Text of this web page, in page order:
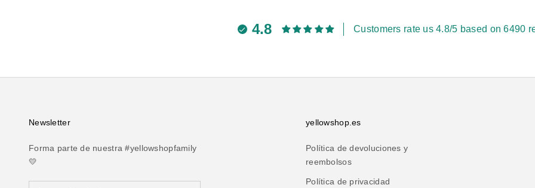
4.8 Customers rate us 4.8/5 based on 6490
Newsletter
Forma parte de nuestra #yellowshopfamily
💛
yellowshop.es
Política de devoluciones y
reembolsos
Política de privacidad